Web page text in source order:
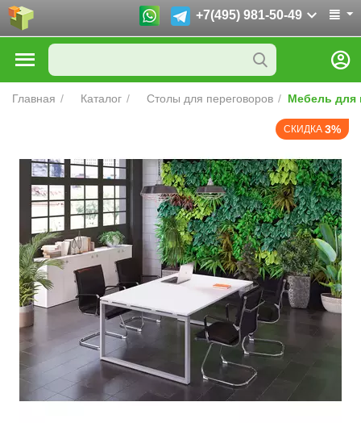
+7(495) 981-50-49
Главная / Каталог / Столы для переговоров / Мебель для
СКИДКА 3%